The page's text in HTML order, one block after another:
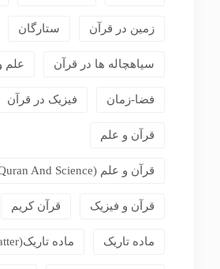
زمین در قرآن ستارگان
سیاهچاله ها در قرآن علم
فضا-زمان فیزیک در قرآن
قرآن و علم
قرآن و علم (Quran And Science)
قرآن و فیزیک قرآن کریم
ماده تاریک ماده تاریک(dark Matter)